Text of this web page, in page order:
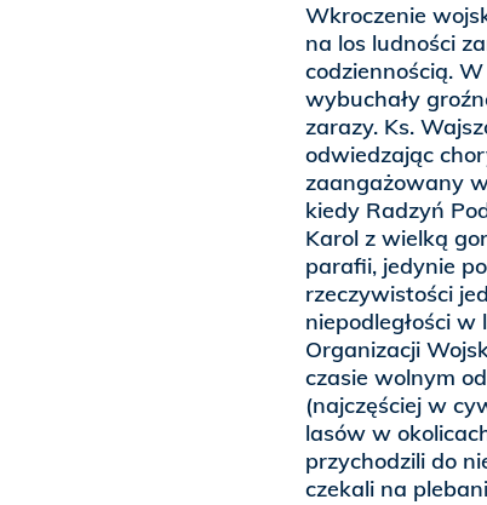
Wkroczenie
na los ludności
codziennością.
wybuchały
zarazy. Ks.
odwiedzając
zaangażowany
kiedy Radzyń
Karol z wielką
parafii, jedynie
rzeczywistości
niepodległości
Organizacji
czasie wolnym
(najczęściej w
lasów w
przychodzili do
czekali na